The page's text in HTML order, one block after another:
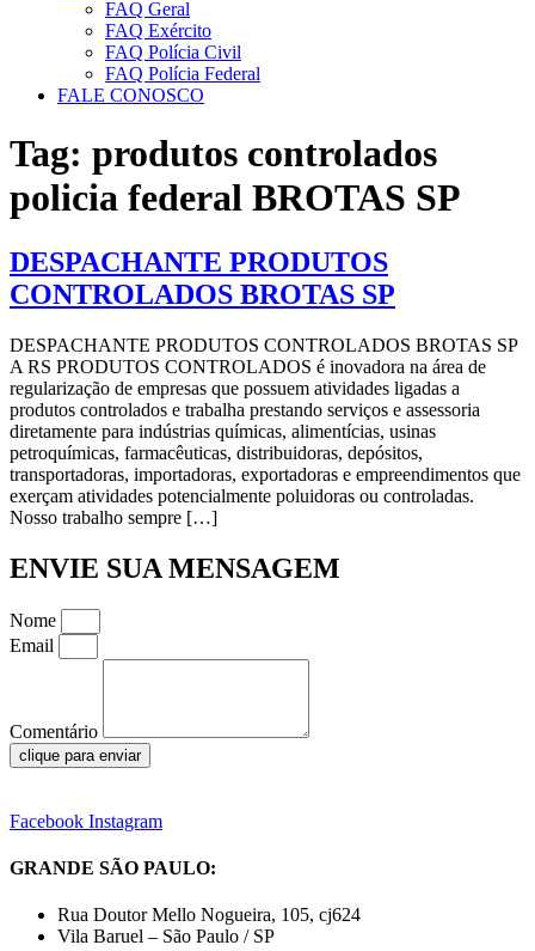
FAQ Geral
FAQ Exército
FAQ Polícia Civil
FAQ Polícia Federal
FALE CONOSCO
Tag: produtos controlados
policia federal BROTAS SP
DESPACHANTE PRODUTOS
CONTROLADOS BROTAS SP
DESPACHANTE PRODUTOS CONTROLADOS BROTAS SP
A RS PRODUTOS CONTROLADOS é inovadora na área de
regularização de empresas que possuem atividades ligadas a
produtos controlados e trabalha prestando serviços e assessoria
diretamente para indústrias químicas, alimentícias, usinas
petroquímicas, farmacêuticas, distribuidoras, depósitos,
transportadoras, importadoras, exportadoras e empreendimentos que
exerçam atividades potencialmente poluidoras ou controladas.
Nosso trabalho sempre […]
ENVIE SUA MENSAGEM
Nome
Email
Comentário
clique para enviar
Facebook Instagram
GRANDE SÃO PAULO:
Rua Doutor Mello Nogueira, 105, cj624
Vila Baruel – São Paulo / SP